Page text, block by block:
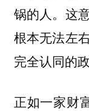
锅的人。这
根本无法左
完全认同的政
正如一家财